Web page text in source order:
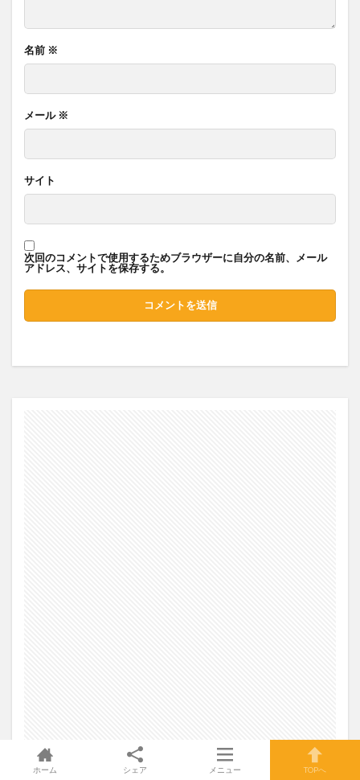
名前 ※
メール ※
サイト
次回のコメントで使用するためブラウザーに自分の名前、メール
アドレス、サイトを保存する。
ホーム シェア メニュー TOPへ